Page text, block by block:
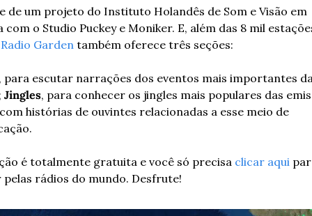
de um projeto do Instituto Holandês de Som e Visão em
o Studio Puckey e Moniker. E, além das 8 mil
Radio Garden também oferece três seções:
para escutar narrações dos eventos mais importantes
Jingles
histórias de ouvintes relacionadas a esse meio de
é totalmente gratuita e você só precisa clicar aqui
pelas rádios do mundo. Desfrute!